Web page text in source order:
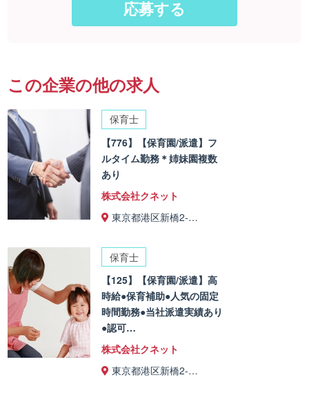
この企業の他の求人
保育士
【776】【保育園/派遣】フ
ルタイム勤務＊姉妹園複数
あり
株式会社クネット
東京都港区新橋2-…
保育士
【125】【保育園/派遣】高
時給●保育補助●人気の固定
時間勤務●当社派遣実績あり
●認可…
株式会社クネット
東京都港区新橋2-…